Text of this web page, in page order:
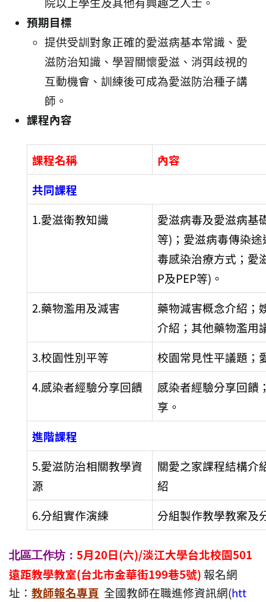
預期目標
提供受訓對象正確的愛滋病基本常識、愛
滋防治知識、學習關懷愛滋、消弭歧視的
互動機會、訓練後可成為愛滋防治種子講
師。
課程內容
課程名稱
內容
共同課程
1.愛滋衛教知識
愛滋病毒及愛滋病基
等)；愛滋病毒傳染
毒感染治療方式；愛
P及PEP等)。
2.藥物濫用及減害
藥物減害概念介紹；
介紹；其他藥物濫用
3.校園性別平等
校園常見性平議題；
4.感染者經驗分享回饋
感染者經驗分享回饋
享。
進階課程
5.愛滋防治相關教學資
源
關愛之家課程結構介
紹
6.分組實作演練
分組製作教學教案及
北區工作坊： 5月20日(六)/淡江大學台北校園501
遠距教學教室(台北市金華街199巷5號)報名網
址： 教師報名專頁 全國教師在職進修資訊網(htt